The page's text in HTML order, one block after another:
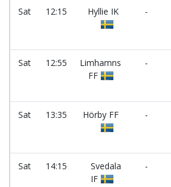
Sat 12:15 Hyllie IK
-
Sat 12:55
Limhamns
FF
-
Sat 13:35 Hörby FF -
Sat 14:15
Svedala
IF
-